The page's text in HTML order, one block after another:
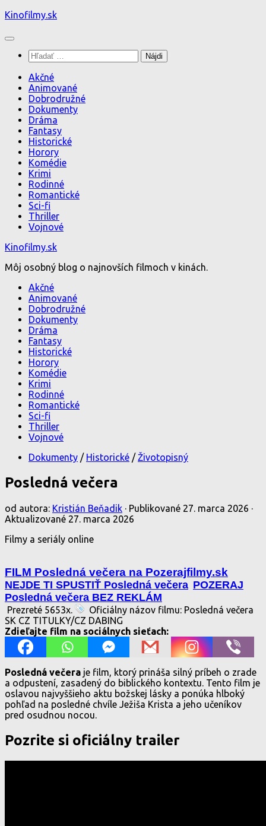
Preskočiť
obsah
Kinofilmy.sk
Hľadať:
Akčné
Animované
Dobrodružné
Dokumenty
Dráma
Fantasy
Historické
Horory
Komédie
Krimi
Rodinné
Romantické
Sci-fi
Thriller
Vojnové
Kinofilmy.sk
Môj osobný blog o najnovších filmoch v kinách.
Akčné
Animované
Dobrodružné
Dokumenty
Dráma
Fantasy
Historické
Horory
Komédie
Krimi
Rodinné
Romantické
Sci-fi
Thriller
Vojnové
Dokumenty / Historické / Životopisný
Posledná večera
od autora: Kristián Beňadik · Publikované 27. marca 2026 ·
Aktualizované 27. marca 2026
Filmy a seriály online
FILM Posledná večera na Pozerajfilmy.sk
NEJDE TI SPUSTIŤ Posledná večera POZERAJ
Posledná večera BEZ REKLÁM
Prezreté 5653x.
Oficiálny názov filmu: Posledná večera
SK CZ TITULKY/CZ DABING
Zdieľajte film na sociálnych sieťach:
Posledná večera je film, ktorý prináša silný príbeh o zrade
a odpustení, zasadený do biblického kontextu. Tento film je
oslavou najvyššieho aktu božskej lásky a ponúka hlboký
pohľad na posledné chvíle Ježiša Krista a jeho učeníkov
pred osudnou nocou.
Pozrite si oficiálny trailer